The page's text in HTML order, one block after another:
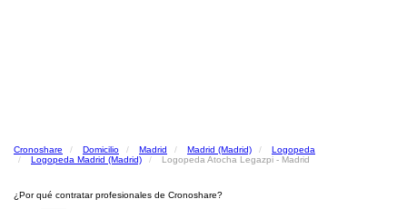
Cronoshare Domicilio Madrid Madrid (Madrid)
Logopeda
Logopeda Madrid (Madrid)
Logopeda Atocha Legazpi - Madrid
¿Por qué contratar profesionales de Cronoshare?